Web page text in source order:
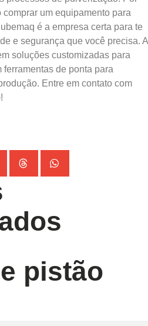
um equipamento para
é a empresa certa para te
e segurança que você precisa. A
soluções customizadas para
de ponta para
Entre em contato com
pistão